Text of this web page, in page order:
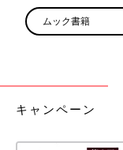
ムック書籍
キャンペーン